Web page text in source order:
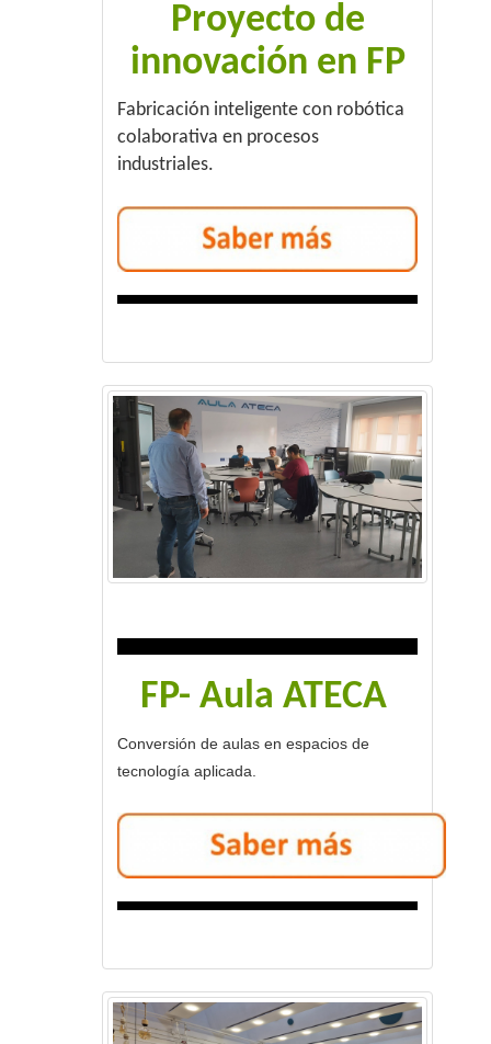
Proyecto de
innovación en FP
Fabricación inteligente con robótica
colaborativa en procesos
industriales.
FP- Aula ATECA
Conversión de aulas en espacios de
tecnología aplicada.